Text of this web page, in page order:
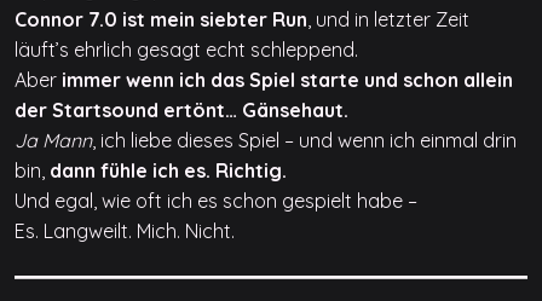
Connor 7.0 ist mein siebter Run, und in letzter Zeit
läuft’s ehrlich gesagt echt schleppend.
Aber immer wenn ich das Spiel starte und schon allein
der Startsound ertönt… Gänsehaut.
Ja Mann, ich liebe dieses Spiel – und wenn ich einmal drin
bin, dann fühle ich es. Richtig.
Und egal, wie oft ich es schon gespielt habe –
Es. Langweilt. Mich. Nicht.